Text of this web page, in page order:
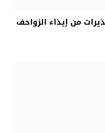
من إيذاء الزواحف